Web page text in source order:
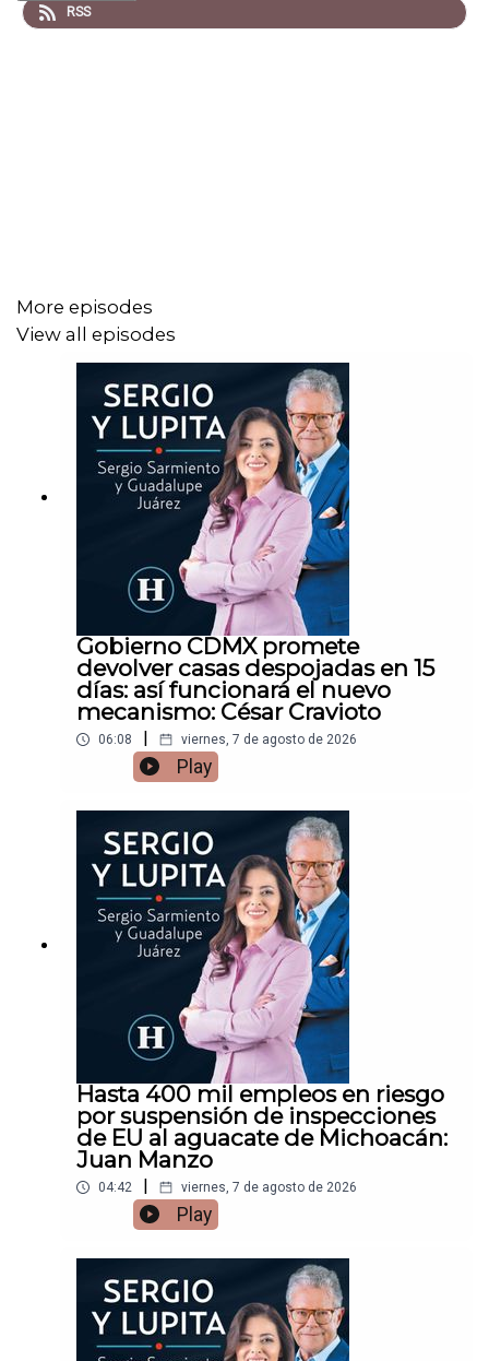
RSS
More episodes
View all episodes
Gobierno CDMX promete
devolver casas despojadas en 15
días: así funcionará el nuevo
mecanismo: César Cravioto
06:08 viernes, 7 de agosto de 2026
Play
Hasta 400 mil empleos en riesgo
por suspensión de inspecciones
de EU al aguacate de Michoacán:
Juan Manzo
04:42 viernes, 7 de agosto de 2026
Play